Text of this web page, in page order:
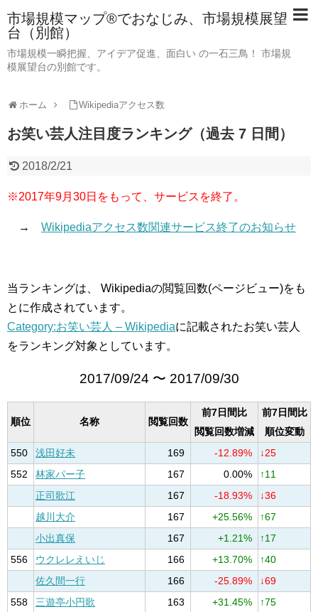
市場規模マップ®でおなじみ、市場規模展望
台（別館）
市場規模一瞬把握、アイデア促進、面白い の一石三鳥！ 市場規
模展望台の別館です。
ホーム Wikipediaアクセス数
お笑い芸人注目度ランキング（過去 7 日間）
2018/2/21
※2017年9月30日をもって、サービスを終了。
→ Wikipediaアクセス数関連サービス終了のお知らせ
当ランキングは、 Wikipediaの閲覧回数(ページビュー)をも
とに作成されています。
Category:お笑い芸人 – Wikipediaに記載されたお笑い芸人
をランキング対象としています。
2017/09/24 〜 2017/09/30
順位 名称 閲覧回数
前7日間比
閲覧回数増減
前7日間比
順位変動
550
浅田好未 169 -12.89%
↓25
552
林家パー子 167 0.00%
↑11
正司歌江
167 -18.93%
↓36
越川大介
167 +25.56%
↑67
小出真保
167 +1.21%
↑17
556
ウクレレえいじ 166 +13.70%
↑40
佐久間一行
166 -25.89%
↓69
558
三遊亭小円歌 163 +31.45%
↑75